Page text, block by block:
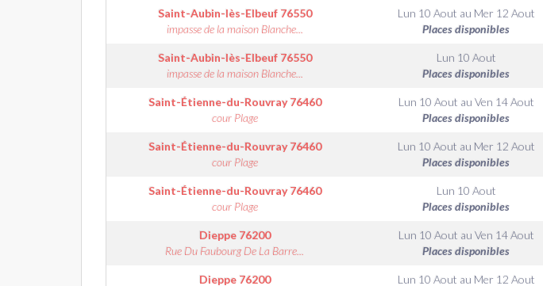
Saint-Aubin-lès-Elbeuf 76550
impasse de la maison Blanche...
Lun 10 Aout au Mer 12 Aout
Places disponibles
Saint-Aubin-lès-Elbeuf 76550
impasse de la maison Blanche...
Lun 10 Aout
Places disponibles
Saint-Étienne-du-Rouvray76460
cour Plage
Lun 10 Aout au Ven 14 Aout
Places disponibles
Saint-Étienne-du-Rouvray76460
cour Plage
Lun 10 Aout au Mer 12 Aout
Places disponibles
Saint-Étienne-du-Rouvray76460
cour Plage
Lun 10 Aout
Places disponibles
Dieppe 76200
Rue Du Faubourg De La Barre...
Lun 10 Aout au Ven 14 Aout
Places disponibles
Dieppe 76200
Lun 10 Aout au Mer 12 Aout